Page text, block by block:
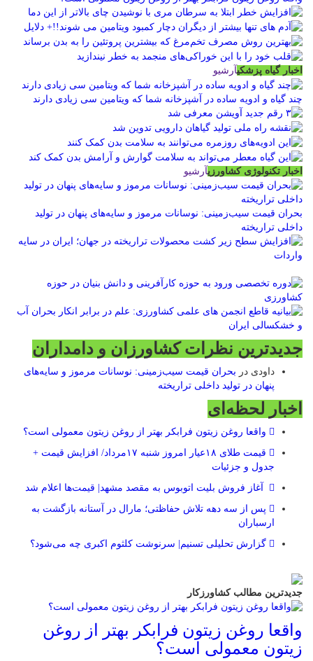
اخبار گیاه پزشکیآرشیو
چند گیاه و ادویه ساده در آشپزخانه شما که ویتامین سی زیادی دارند
اخبار تکنولوژی کشاورزیآرشیو
بحران قیمت سیب‌زمینی: نوسانات مرموز و سایه‌های پنهان در تولید
داخلی تراریخته
جدیدترین نظرات کشاورزان و دامداران
داودی در بحران قیمت سیب‌زمینی: نوسانات مرموز و سایه‌های
پنهان در تولید داخلی تراریخته
اخبار لحظه‌ای
واقعا روغن زیتون فرابکر بهتر از روغن زیتون معمولی است؟
قیمت طلای ۱۸عیار امروز شنبه ۱۷مرداد/ افزایش قیمت +
جدول و جزئیات
آغاز فروش بلیت اتوبوس به مقصد مشهد| قیمت‌ها اعلام شد
پس از سه دهه تلاش حفاظتی؛ مارال در آستانه بازگشت به
ارسباران
گزارش تحلیلی تسنیم| سرنوشت کلثوم اکبری چه می‌شود؟
جدیدترین مطالب کشاورزکار
واقعا روغن زیتون فرابکر بهتر از روغن
زیتون معمولی است؟